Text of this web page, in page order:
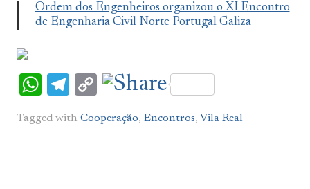
Ordem dos Engenheiros organizou o XI Encontro
de Engenharia Civil Norte Portugal Galiza
WhatsApp
Telegram
Copy
Tagged with Cooperação, Encontros, Vila Real